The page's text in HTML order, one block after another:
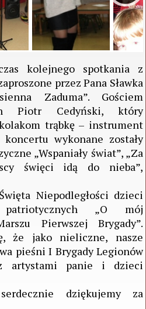
kolejnego spotkania z
przez Pana Sławka
Zaduma”. Gościem
Piotr Cedyński, który
trąbkę – instrument
koncertu wykonane zostały
„Wspaniały świat”, „Za
święci idą do nieba”,
Niepodległości dzieci
patriotycznych „O mój
Pierwszej Brygady”.
że jako nieliczne, nasze
pieśni I Brygady Legionów
artystami panie i dzieci
dziękujemy za